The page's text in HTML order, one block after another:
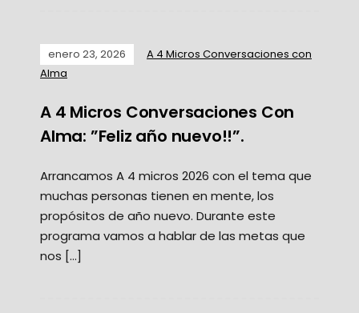
enero 23, 2026
A 4 Micros Conversaciones con
Alma
A 4 Micros Conversaciones Con
Alma: ”Feliz año nuevo!!”.
Arrancamos A 4 micros 2026 con el tema que
muchas personas tienen en mente, los
propósitos de año nuevo. Durante este
programa vamos a hablar de las metas que
nos […]